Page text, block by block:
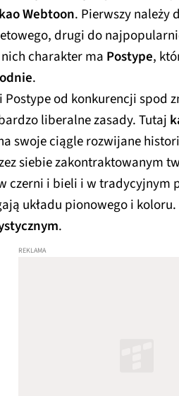
Webtoon. Pierwszy należy
drugi do
charakter ma Postype,
.
Postype od konkurencji spod
liberalne zasady. Tutaj
swoje ciągle rozwijane
siebie zakontraktowanym
czerni i bieli i w tradycyjnym
układu pionowego i koloru.
.